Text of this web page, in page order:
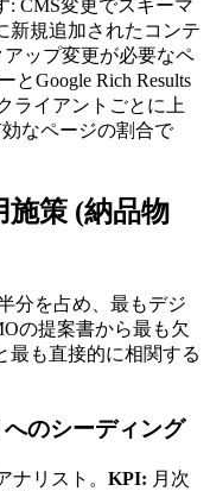
: CMS変更でスキーマ
新規追加されたコンテ
アップ変更が必要なペ
とGoogle Rich Results
ライアントごとに上
なページの割合で
施策 (納品物
分を占め、最もデジ
の提案書から最も欠
最も直接的に相関する
のシーディング
ナリスト。 KPI: 月次